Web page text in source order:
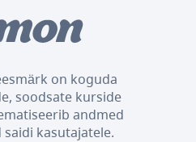
on koguda
soodsate kurside
andmed
saidi kasutajatele.